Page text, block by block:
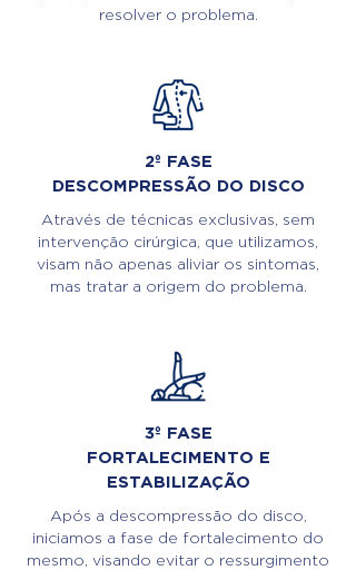
resolver o problema.
2º FASE
DESCOMPRESSÃO DO DISCO
Através de técnicas exclusivas, sem
intervenção cirúrgica, que utilizamos,
visam não apenas aliviar os sintomas,
mas tratar a origem do problema.
3º FASE
FORTALECIMENTO E
ESTABILIZAÇÃO
Após a descompressão do disco,
iniciamos a fase de fortalecimento do
mesmo, visando evitar o ressurgimento